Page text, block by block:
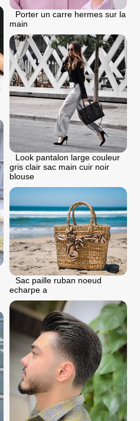
Porter un carre hermes sur la
main
Look pantalon large couleur
gris clair sac main cuir noir
blouse
Sac paille ruban noeud
echarpe a